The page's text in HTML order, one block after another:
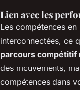
Lien avec les
Les compétences
interconnectées, ce
parcours compétitif
des mouvements,
compétences dans